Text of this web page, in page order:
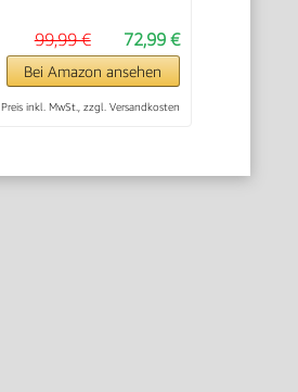
72,99 €
99,99 €
Bei Amazon ansehen
Preis inkl. MwSt., zzgl. Versandkosten